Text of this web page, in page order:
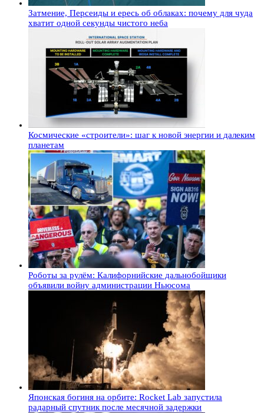
Затмение, Персеиды и ересь об облаках: почему для чуда
хватит одной секунды чистого неба
Космические «строители»: шаг к новой энергии и далеким
планетам
Роботы за рулём: Калифорнийские дальнобойщики
объявили войну администрации Ньюсома
Японская богиня на орбите: Rocket Lab запустила
радарный спутник после месячной задержки